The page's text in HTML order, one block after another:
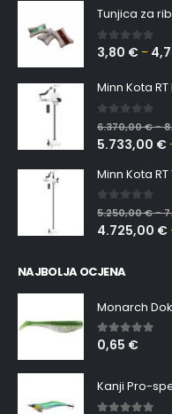
Tunjica za
0 out of 5
3,80 € –
Minn Kota RT
0 out of 5
6.370,00€–
5.733,00 €
Minn Kota RT
0 out of 5
5.250,00€–
4.725,00 €
NAJBOLJA OCJENA
Monarch
5.00 out of
0,65 €
Kanji Pro-